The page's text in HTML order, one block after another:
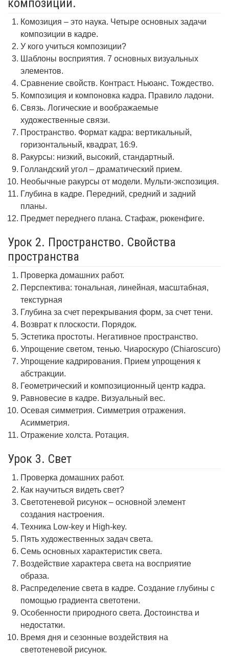
композиции.
Комозиция – это наука. Четыре основных задачи
композиции в кадре.
У кого учиться композиции?
Шаблоны восприятия. 7 основных визуальных
элементов.
Сравнение свойств. Контраст. Ньюанс. Тождество.
Композиция и компоновка кадра. Правило ладони.
Связь. Логические и воображаемые
художественные связи.
Пространство. Формат кадра: вертикальный,
горизонтальный, квадрат, 16:9.
Ракурсы: низкий, высокий, стандартный.
Голландский угол – драматический прием.
Необычные ракурсы от модели. Мульти-экспозиция.
Глубина в кадре. Передний, средний и задний
планы.
Предмет переднего плана. Стафаж, рюкенфиге.
Урок 2. Пространство. Свойства
пространства
Проверка домашних работ.
Перспектива: тональная, линейная, масштабная,
текстурная
Глубина за счет перекрывания форм, за счет тени.
Возврат к плоскости. Порядок.
Эстетика простоты. Негативное пространство.
Упрощение светом, тенью. Чиароскуро (Chiaroscuro)
Упрощение кадрирования. Прием упрощения к
абстракции.
Геометрический и композиционный центр кадра.
Равновесие в кадре. Визуальный вес.
Осевая симметрия. Симметрия отражения.
Асимметрия.
Отражение холста. Ротация.
Урок 3. Свет
Проверка домашних работ.
Как научиться видеть свет?
Светотеневой рисунок – основной элемент
создания настроения.
Техника Low-key и High-key.
Пять художественных задач света.
Семь основных характеристик света.
Воздействие характера света на восприятие
образа.
Распределение света в кадре. Создание глубины с
помощью градиента светотени.
Особенности природного света. Достоинства и
недостатки.
Время дня и сезонные воздействия на
светотеневой рисунок.